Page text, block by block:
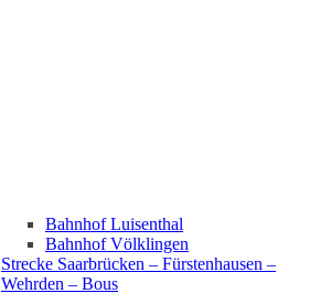
Bahnhof Luisenthal
Bahnhof Völklingen
Strecke Saarbrücken – Fürstenhausen –
Wehrden – Bous